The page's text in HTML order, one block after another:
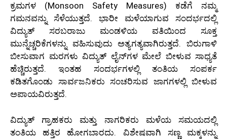
ಕ್ರಮಗಳ (Monsoon Safety Measures) ಕಡೆಗೆ ನಮ್ಮ
ಗಮನವನ್ನು ಸೆಳೆಯುತ್ತದೆ. ಭಾರೀ ಮಳೆಯಾಗುವ ಸಂದರ್ಭದಲ್ಲಿ
ವಿದ್ಯುತ್ ಸರಬರಾಜು ಮಂಡಳಿಯ ವತಿಯಿಂದ ಸೂಕ್ತ
ಮುನ್ನೆಚ್ಚರಿಕೆಗಳನ್ನು ವಹಿಸುವುದು ಅತ್ಯಗತ್ಯವಾಗಿರುತ್ತದೆ. ಬಿರುಗಾಳಿ
ಬೀಸುವಾಗ ಮರಗಳು ವಿದ್ಯುತ್ ಲೈನ್‌ಗಳ ಮೇಲೆ ಬೀಳುವ ಸಾಧ್ಯತೆ
ಹೆಚ್ಚಿರುತ್ತದೆ. ಇಂತಹ ಸಂದರ್ಭಗಳಲ್ಲಿ ತಂತಿಯ ಸಂಪರ್ಕ
ಕಡಿತಗೊಂಡು ಸಾರ್ವಜನಿಕರು ಸಂಚರಿಸುವ ಜಾಗಗಳಲ್ಲಿ ಬೀಳುವ
ಅಪಾಯವಿರುತ್ತದೆ.
ವಿದ್ಯುತ್ ಗ್ರಾಹಕರು ಮತ್ತು ನಾಗರಿಕರು ಮಳೆಯ ಸಮಯದಲ್ಲಿ
ತಂತಿಯ ಹತ್ತಿರ ಹೋಗಬಾರದು. ವಿಶೇಷವಾಗಿ ಸಣ್ಣ ಮಕ್ಕಳನ್ನು